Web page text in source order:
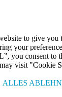
to give you
your
you consent to
visit "Cookie
ALLES